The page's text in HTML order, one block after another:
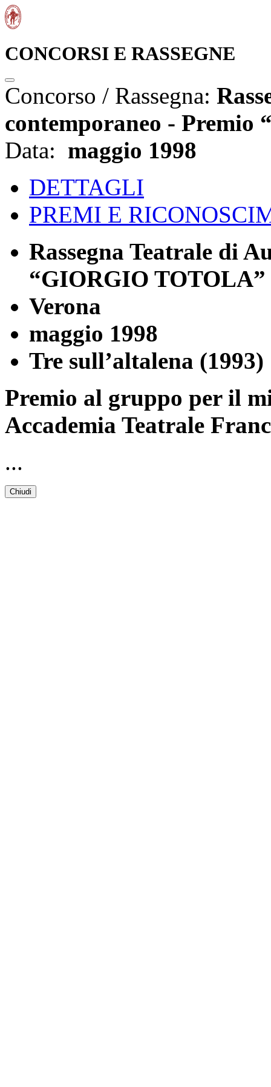
CONCORSI E RASSEGNE
Concorso / Rassegna:
contemporaneo -
Data: maggio 1998
DETTAGLI
PREMI E
Rassegna Teatrale di
“GIORGIO TOTOLA”
Verona
maggio 1998
Tre sull’altalena (1993)
Premio al gruppo per il
Accademia Teatrale
...
Chiudi